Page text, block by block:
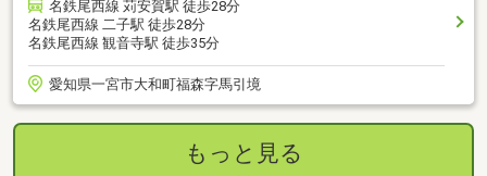
名鉄尾西線 苅安賀駅 徒歩28分
名鉄尾西線 二子駅 徒歩28分
名鉄尾西線 観音寺駅 徒歩35分
愛知県一宮市大和町福森字馬引境
もっと見る